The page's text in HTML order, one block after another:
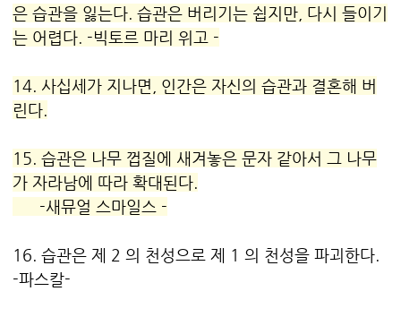
은 습관을 잃는다. 습관은 버리기는 쉽지만, 다시 들이기
는 어렵다. -빅토르 마리 위고 -
14. 사십세가 지나면, 인간은 자신의 습관과 결혼해 버
린다.
15. 습관은 나무 껍질에 새겨놓은 문자 같아서 그 나무
가 자라남에 따라 확대된다.
-새뮤얼 스마일스 -
16. 습관은 제 2 의 천성으로 제 1 의 천성을 파괴한다.
-파스칼-